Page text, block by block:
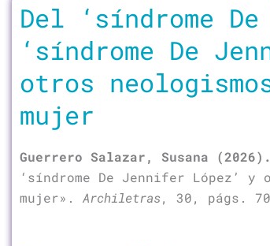
Del ‘síndrome
‘síndrome De
otros
mujer
Guerrero Salazar, Susana
‘síndrome De Jennifer López’ y
mujer». Archiletras, 30, págs.